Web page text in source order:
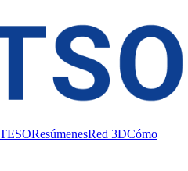
ResúmenesRed 3DCómo